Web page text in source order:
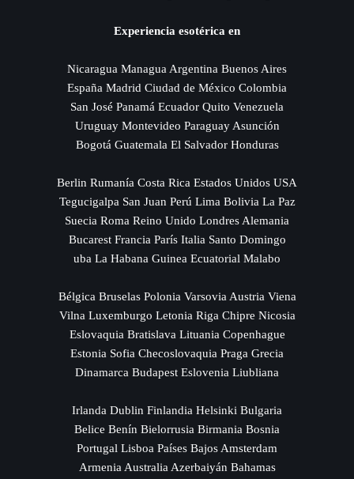
Experiencia esotérica en
Nicaragua Managua Argentina Buenos Aires
España Madrid Ciudad de México Colombia
San José Panamá Ecuador Quito Venezuela
Uruguay Montevideo Paraguay Asunción
Bogotá Guatemala El Salvador Honduras
Berlin Rumanía Costa Rica Estados Unidos USA
Tegucigalpa San Juan Perú Lima Bolivia La Paz
Suecia Roma Reino Unido Londres Alemania
Bucarest Francia París Italia Santo Domingo
uba La Habana Guinea Ecuatorial Malabo
Bélgica Bruselas Polonia Varsovia Austria Viena
Vilna Luxemburgo Letonia Riga Chipre Nicosia
Eslovaquia Bratislava Lituania Copenhague
Estonia Sofia Checoslovaquia Praga Grecia
Dinamarca Budapest Eslovenia Liubliana
Irlanda Dublin Finlandia Helsinki Bulgaria
Belice Benín Bielorrusia Birmania Bosnia
Portugal Lisboa Países Bajos Amsterdam
Armenia Australia Azerbaiyán Bahamas